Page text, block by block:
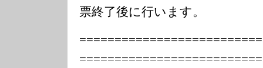
票終了後に行います。
===============
===============